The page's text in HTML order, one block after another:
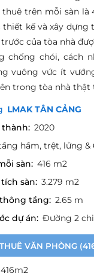
trên mỗi sàn là
thiết kế và xây dựng
của tòa nhà
chống chói, cách
vuông vức ít
trong tòa nhà thật
LMAK TÂN CẢNG
thành: 2020
hầm, trệt, lửng &
sàn: 416 m2
sàn: 3.279 m2
tầng: 2.65 m
dự án: Đường 2
VĂN PHÒNG
416m2